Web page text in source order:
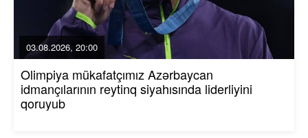
03.08.2026, 20:00
Olimpiya mükafatçımız Azərbaycan
idmançılarının reytinq siyahısında liderliyini
qoruyub